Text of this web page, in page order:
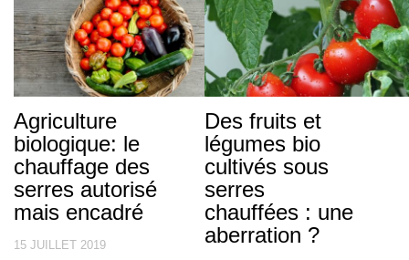
Agriculture
biologique: le
chauffage des
serres autorisé
mais encadré
15 JUILLET 2019
Des fruits et
légumes bio
cultivés sous
serres
chauffées : une
aberration ?